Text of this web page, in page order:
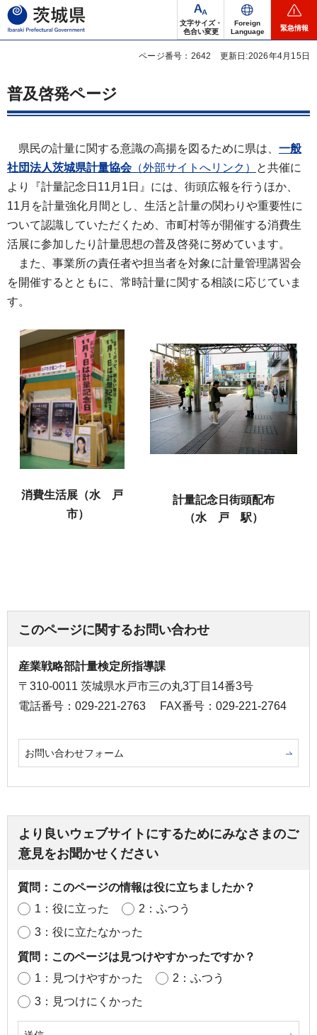
茨城県
文字サイズ・
色合い変更
Foreign
Language
緊急情報
ページ番号：2642 更新日:2026年4月15日
普及啓発ページ
県民の計量に関する意識の高揚を図るために県は、 一般
社団法人茨城県計量協会（外部サイトへリンク）
と共催に
より『計量記念日11月1日』には、街頭広報を行うほか、
11月を計量強化月間とし、生活と計量の関わりや重要性に
ついて認識していただくため、市町村等が開催する消費生
活展に参加したり計量思想の普及啓発に努めています。
ま た、事業所の責任者や担当者を対象に計量管理講習会
を開催するとともに、常時計量に関する相談に応じていま
す。
消費生活展 （水
戸
市）
計量記念日街頭配布
（水
戸 駅）
このページに関するお問い合わせ
産業戦略部計量検定所指導課
〒310-0011 茨城県水戸市三の丸3丁目14番3号
電話番号：029-221-2763
FAX番号：029-221-2764
お問い合わせフォーム
より良いウェブサイトにするためにみなさまのご
意見をお聞かせください
質問：このページの情報は役に立ちましたか？
1：役に立った
2：ふつう
3：役に立たなかった
質問：このページは見つけやすかったですか？
1：見つけやすかった
2：ふつう
3：見つけにくかった